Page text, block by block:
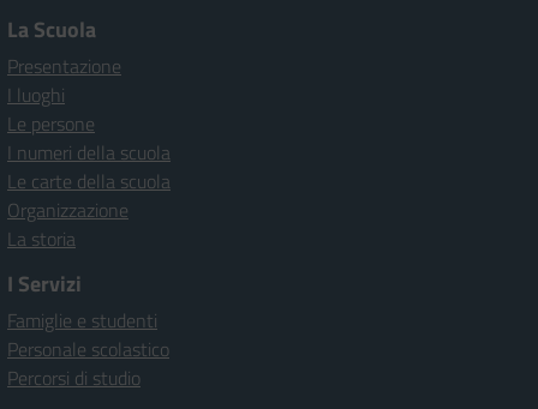
La Scuola
Presentazione
I luoghi
Le persone
I numeri della scuola
Le carte della scuola
Organizzazione
La storia
I Servizi
Famiglie e studenti
Personale scolastico
Percorsi di studio